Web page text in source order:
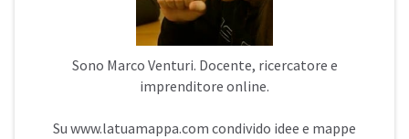
Sono Marco Venturi. Docente, ricercatore e
imprenditore online.
Su www.latuamappa.com condivido idee e mappe